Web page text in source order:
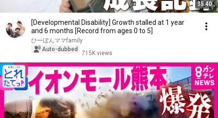
35:40
[Developmental Disability] Growth stalled at 1 year
and 6 months [Record from ages 0 to 5]
ひーぼんママfamily
Auto-dubbed
715K views